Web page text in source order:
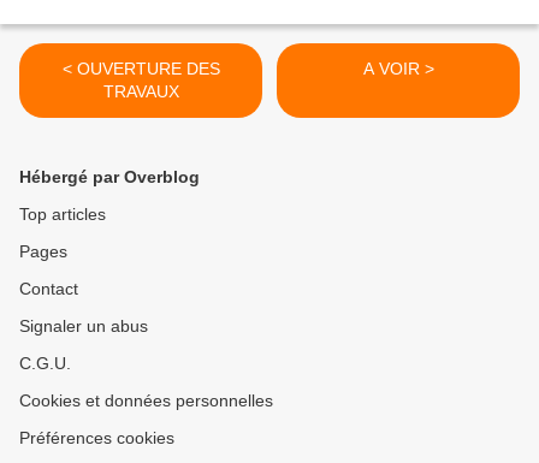
< OUVERTURE DES
TRAVAUX
A VOIR >
Hébergé par Overblog
Top articles
Pages
Contact
Signaler un abus
C.G.U.
Cookies et données personnelles
Préférences cookies